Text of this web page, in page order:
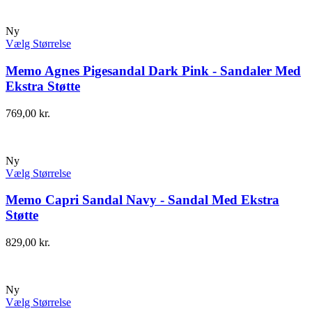
Ny
Vælg Størrelse
Memo Agnes Pigesandal Dark Pink - Sandaler Med
Ekstra Støtte
769,00 kr.
Ny
Vælg Størrelse
Memo Capri Sandal Navy - Sandal Med Ekstra
Støtte
829,00 kr.
Ny
Vælg Størrelse